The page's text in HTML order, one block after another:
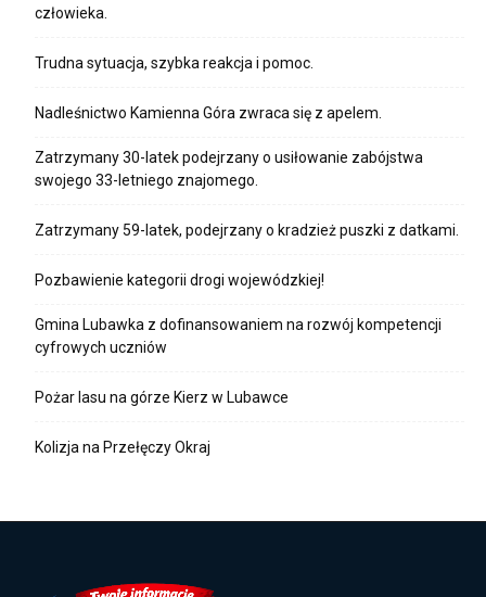
człowieka.
Trudna sytuacja, szybka reakcja i pomoc.
Nadleśnictwo Kamienna Góra zwraca się z apelem.
Zatrzymany 30-latek podejrzany o usiłowanie zabójstwa
swojego 33-letniego znajomego.
Zatrzymany 59-latek, podejrzany o kradzież puszki z datkami.
Pozbawienie kategorii drogi wojewódzkiej!
Gmina Lubawka z dofinansowaniem na rozwój kompetencji
cyfrowych uczniów
Pożar lasu na górze Kierz w Lubawce
Kolizja na Przełęczy Okraj